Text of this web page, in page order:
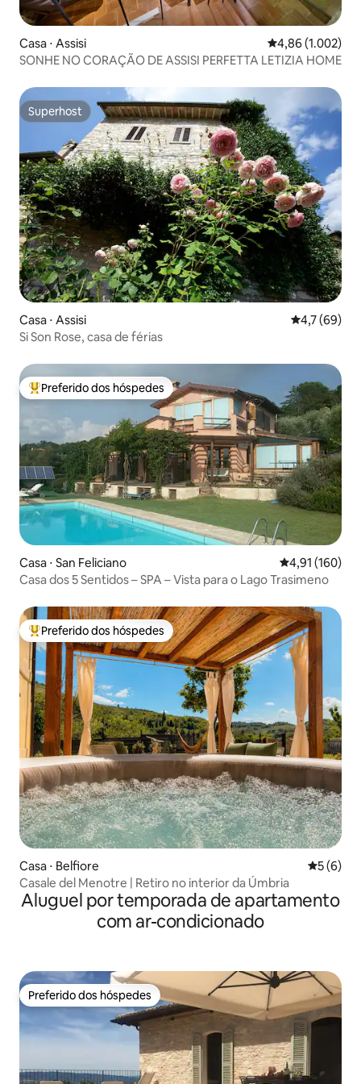
Casa ⋅ Assisi 4,86 de uma
4,86 (1.002)
SONHE NO CORAÇÃO DE ASSISI PERFETTA LETIZIA HOME
Superhost
Superhost
Casa ⋅ Assisi 4,7 de uma
4,7 (69)
Si Son Rose, casa de férias
Entre os melhores preferidos dos hóspedes
Preferido dos hóspedes
Casa ⋅ San Feliciano 4,91 de uma
4,91 (160)
Casa dos 5 Sentidos – SPA – Vista para o Lago Trasimeno
Entre os melhores preferidos dos hóspedes
Preferido dos hóspedes
Casa ⋅ Belfiore 5 de
5 (6)
Casale del Menotre | Retiro no interior da Úmbria
Aluguel por temporada de apartamento
com ar-condicionado
Preferido dos hóspedes
Preferido dos hóspedes